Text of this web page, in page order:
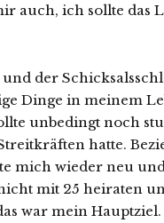
auch, ich sollte das
der
Dinge in meinem
unbedingt noch
hatte.
mich wieder neu
mit 25 heiraten
war mein